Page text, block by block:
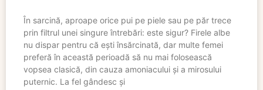
În sarcină, aproape orice pui pe piele sau pe păr trece
prin filtrul unei singure întrebări: este sigur? Firele albe
nu dispar pentru că ești însărcinată, dar multe femei
preferă în această perioadă să nu mai folosească
vopsea clasică, din cauza amoniacului și a mirosului
puternic. La fel gândesc și